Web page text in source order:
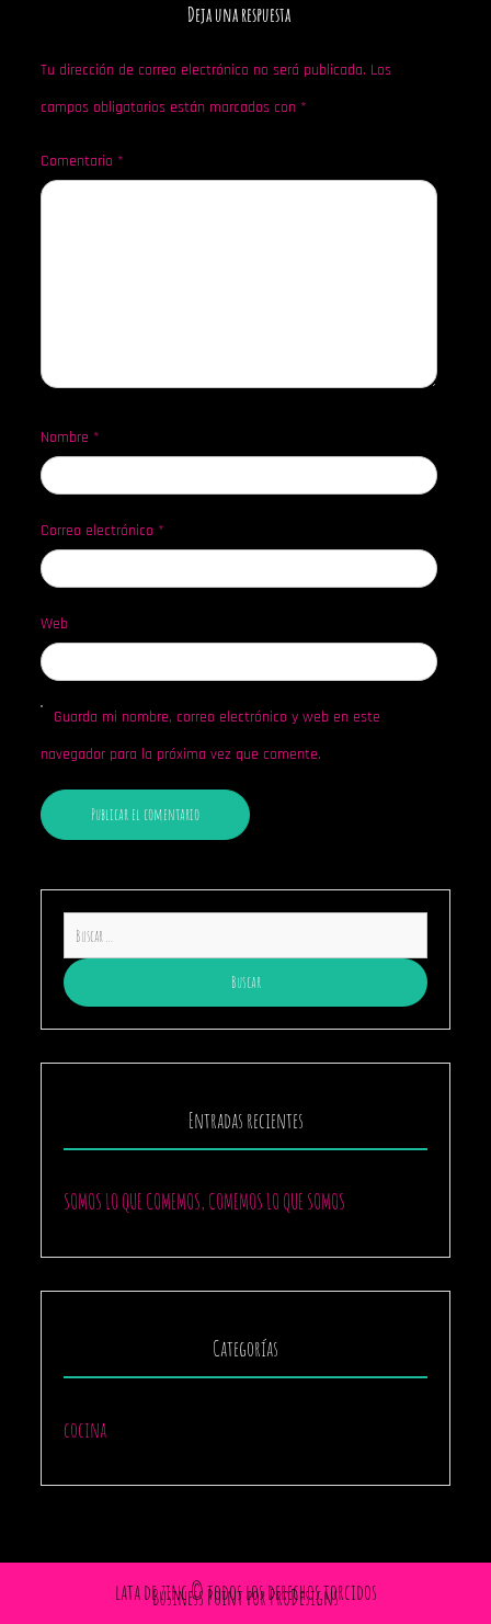
Deja una respuesta
Tu dirección de correo electrónico no será publicada. Los
campos obligatorios están marcados con *
Comentario *
Nombre *
Correo electrónico *
Web
Guarda mi nombre, correo electrónico y web en este
navegador para la próxima vez que comente.
Entradas recientes
SOMOS LO QUE COMEMOS, COMEMOS LO QUE SOMOS
Categorías
cocina
lata de zinc © todos los derechos torcidos
Business Point porProDesigns